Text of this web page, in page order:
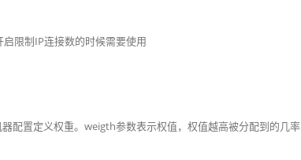
限制IP连接数的时候需要使用
配置定义权重。weigth参数表示权值，权值越高被分配到的几率